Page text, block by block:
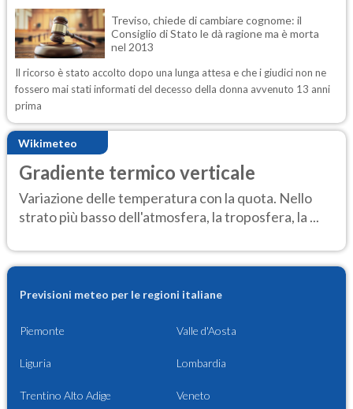
Treviso, chiede di cambiare cognome: il
Consiglio di Stato le dà ragione ma è morta
nel 2013
Il ricorso è stato accolto dopo una lunga attesa e che i giudici non ne
fossero mai stati informati del decesso della donna avvenuto 13 anni
prima
Wikimeteo
Gradiente termico verticale
Variazione delle temperatura con la quota. Nello
strato più basso dell'atmosfera, la troposfera, la ...
Previsioni meteo per le regioni italiane
Piemonte Valle d'Aosta
Liguria Lombardia
Trentino Alto Adige Veneto